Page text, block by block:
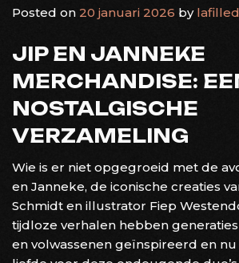
Posted on 20 januari 2026 by
JIP EN JANNEKE
MERCHANDISE:
NOSTALGISCHE
VERZAMELING
Wie is er niet opgegroeid met de
en Janneke, de iconische creaties
Schmidt en illustrator Fiep
tijdloze verhalen hebben
en volwassenen geïnspireerd en